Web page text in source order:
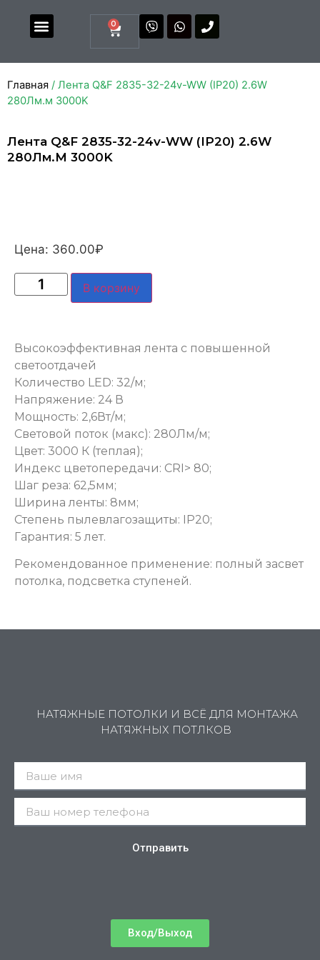
0
Главная / Лента Q&F 2835-32-24v-WW (IP20) 2.6W
280Лм.м 3000K
Лента Q&F 2835-32-24v-WW (IP20) 2.6W
280Лм.м 3000K
Цена: 360.00₽
В корзину
Высокоэффективная лента с повышенной
светоотдачей
Количество LED: 32/м;
Напряжение: 24 В
Мощность: 2,6Вт/м;
Световой поток (макс): 280Лм/м;
Цвет: 3000 К (теплая);
Индекс цветопередачи: CRI> 80;
Шаг реза: 62,5мм;
Ширина ленты: 8мм;
Степень пылевлагозащиты: IP20;
Гарантия: 5 лет.
Рекомендованное применение: полный засвет
потолка, подсветка ступеней.
НАТЯЖНЫЕ ПОТОЛКИ И ВСЁ ДЛЯ МОНТАЖА
НАТЯЖНЫХ ПОТЛКОВ
Отправить
Вход/Выход